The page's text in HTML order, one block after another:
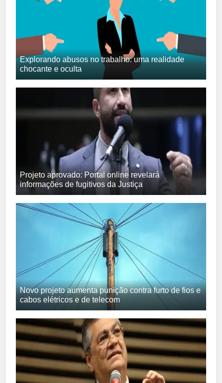
Explorando abusos no trabalho: uma realidade
chocante e oculta
Projeto aprovado: Portal online revelará
informações de fugitivos da Justiça
Novo projeto aumenta punição contra furto de fios e
cabos elétricos e de telecom